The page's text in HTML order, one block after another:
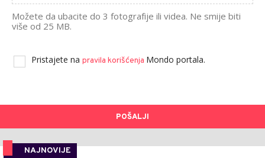
Možete da ubacite do 3 fotografije ili videa. Ne smije biti
više od 25 MB.
Pristajete na pravila korišćenja Mondo portala.
POŠALJI
NAJNOVIJE